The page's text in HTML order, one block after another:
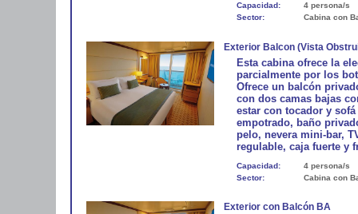
Capacidad:
4 persona/s
Sector:
Cabina con
Exterior Balcon (Vista
Esta cabina ofrece la
parcialmente por los
Ofrece un balcón
con dos camas bajas
estar con tocador y
empotrado, baño
pelo, nevera mini-bar,
regulable, caja fuerte y
Capacidad:
4 persona/s
Sector:
Cabina con
Exterior con Balcón BA